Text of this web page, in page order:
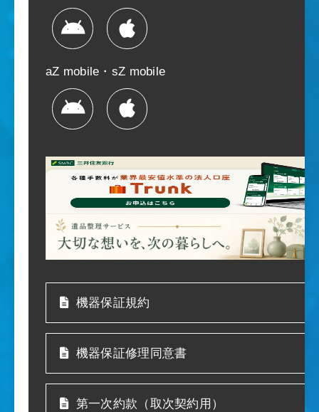
aZ mobile・sZ mobile
機器保証規約
機器保証修理同意書
第一次約款（取次契約用）